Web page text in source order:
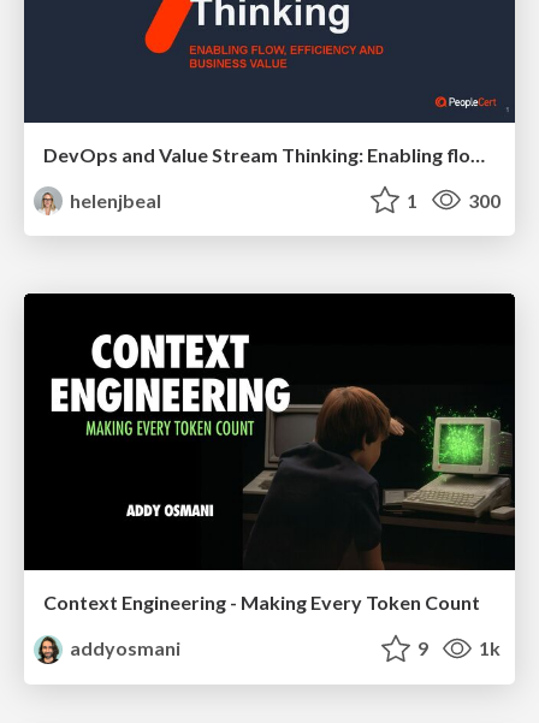
helenjbeal
1 300
Context Engineering - Making Every Token Count
addyosmani
9 1k